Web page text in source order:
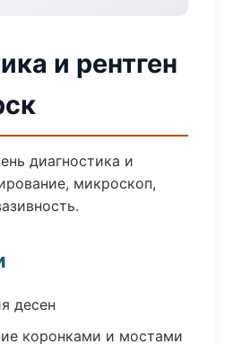
и рентген
диагностика и
микроскоп,
десен
коронками и мостами